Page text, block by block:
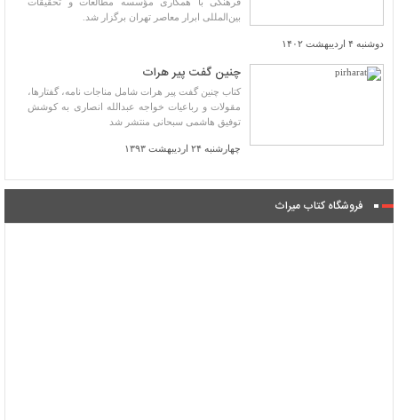
بین‌المللی ابرار معاصر تهران برگزار شد.
دوشنبه ۴ اردیبهشت ۱۴۰۲
چنین گفت پیر هرات
کتاب چنین گفت پیر هرات شامل مناجات ‌نامه، گفتارها،
مقولات و رباعیات خواجه عبدالله انصاری به کوشش
توفیق هاشمی سبحانی منتشر شد
چهارشنبه ۲۴ اردیبهشت ۱۳۹۳
فروشگاه کتاب میراث